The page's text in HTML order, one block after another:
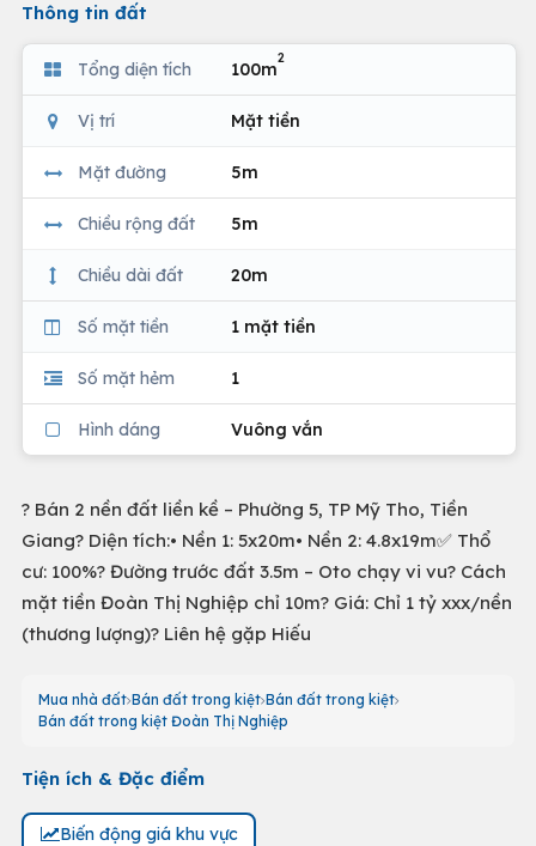
Thông tin đất
Tổng diện tích 100m
2
Vị trí Mặt tiền
Mặt đường 5m
Chiều rộng đất 5m
Chiều dài đất 20m
Số mặt tiền 1 mặt tiền
Số mặt hẻm 1
Hình dáng Vuông vắn
? Bán 2 nền đất liền kề – Phường 5, TP Mỹ Tho, Tiền
Giang? Diện tích:• Nền 1: 5x20m• Nền 2: 4.8x19m✅ Thổ
cư: 100%? Đường trước đất 3.5m – Oto chạy vi vu? Cách
mặt tiền Đoàn Thị Nghiệp chỉ 10m? Giá: Chỉ 1 tỷ xxx/nền
(thương lượng)? Liên hệ gặp Hiếu
Mua nhà đất Bán đất trong kiệt Bán đất trong kiệt
Bán đất trong kiệt Đoàn Thị Nghiệp
Tiện ích & Đặc điểm
Biến động giá khu vực